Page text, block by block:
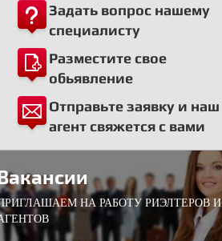
Задать вопрос нашему
специалисту
Разместите свое
обьявление
Отправьте заявку и наш
агент свяжется с вами
НА РАБОТУ РИЭЛТЕРОВ И